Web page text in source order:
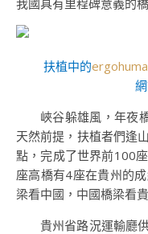
我國具有里程碑意義的
扶植中的
峽谷躲雄風，年夜
天然前提，扶植者們逢
點，完成了世界前100
座高橋有4座在貴州的
梁看中國，中國橋梁看
貴州省路況運輸廳